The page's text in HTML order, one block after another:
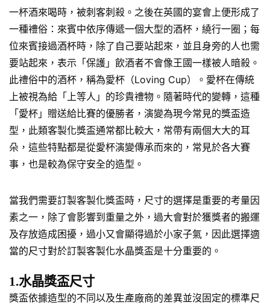
一杯酒來喝時，被刺客刺殺。之後在英國的宴會上便形成了
一種禮俗：來賓中依序傳遞一個大型的酒杯，繞行一圈；每
位來賓接過酒杯時，除了自己要站起來，並且身旁的人也需
要站起來，表示「保護」飲酒者不會像王國一樣被人暗殺。
此禮俗中的酒杯，稱為愛杯（Loving Cup）。愛杯在傳統
上被視為給「上等人」的珍貴禮物。隨著時代的變轉，這種
「愛杯」贈送給比賽的優勝者，演變為現今常見的獎盃造
型，此類客製化獎盃通常都比較大，常帶有兩個大大的耳
朵，這些特點都是從愛杯演變傳承而來的，常見於各大賽
事，也是較為保守安全的造型。
當我們需要訂製客製化獎盃時，尺寸的選擇是重要的考量因
素之一，除了會影響到重量之外，過大會對於獲獎者的搬運
及存放造成困擾，過小又會顯得過於小家子氣，因此選擇適
當的尺寸對於訂製客製化水晶獎盃是十分重要的。
1.水晶獎盃尺寸
獎盃依據造型的不同以及生產廠商的差異並沒固定的標準尺